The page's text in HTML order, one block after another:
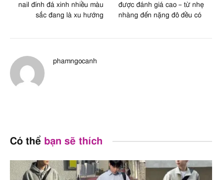
nail đính đá xinh nhiều màu
sắc đang là xu hướng
được đánh giá cao – từ nhẹ
nhàng đến nặng đô đều có
phamngocanh
Có thể bạn sẽ thích